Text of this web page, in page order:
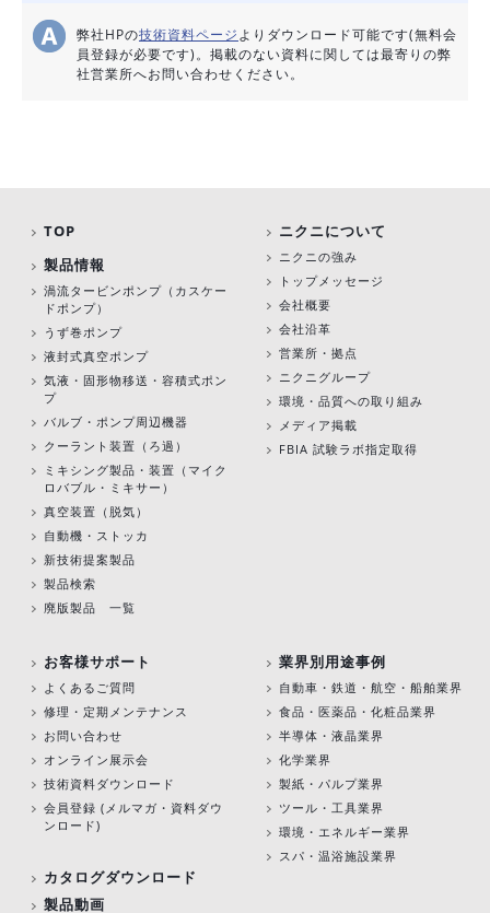
弊社HPの技術資料ページよりダウンロード可能です(無料会
員登録が必要です)。掲載のない資料に関しては最寄りの弊
社営業所へお問い合わせください。
TOP
製品情報
渦流タービンポンプ （カスケー
ドポンプ）
うず巻ポンプ
液封式真空ポンプ
気液・固形物移送・容積式ポン
プ
バルブ・ポンプ周辺機器
クーラント装置（ろ過）
ミキシング製品・装置（マイク
ロバブル・ミキサー）
真空装置（脱気）
自動機・ストッカ
新技術提案製品
製品検索
廃版製品 一覧
ニクニについて
ニクニの強み
トップメッセージ
会社概要
会社沿革
営業所・拠点
ニクニグループ
環境・品質への取り組み
メディア掲載
FBIA 試験ラボ指定取得
お客様サポート
よくあるご質問
修理・定期メンテナンス
お問い合わせ
オンライン展示会
技術資料ダウンロード
会員登録 (メルマガ・資料ダウ
ンロード)
カタログダウンロード
製品動画
業界別用途事例
自動車・鉄道・航空・船舶業界
食品・医薬品・化粧品業界
半導体・液晶業界
化学業界
製紙・パルプ業界
ツール・工具業界
環境・エネルギー業界
スパ・温浴施設業界